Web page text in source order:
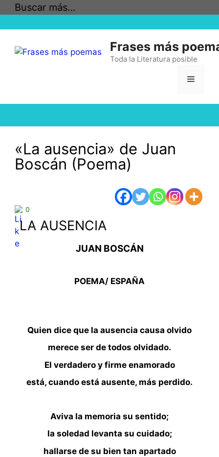
Buscar más…
Frases más
Toda la Literatura posible
«La ausencia» de Juan
Boscán (Poema)
0
LA AUSENCIA
JUAN BOSCÁN
POEMA/ ESPAÑA
Quien dice que la ausencia causa olvido
merece ser de todos olvidado.
El verdadero y firme enamorado
está, cuando está ausente, más perdido.
Aviva la memoria su sentido;
la soledad levanta su cuidado;
hallarse de su bien tan apartado